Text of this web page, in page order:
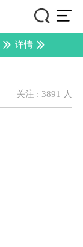
详情
关注 : 3891 人